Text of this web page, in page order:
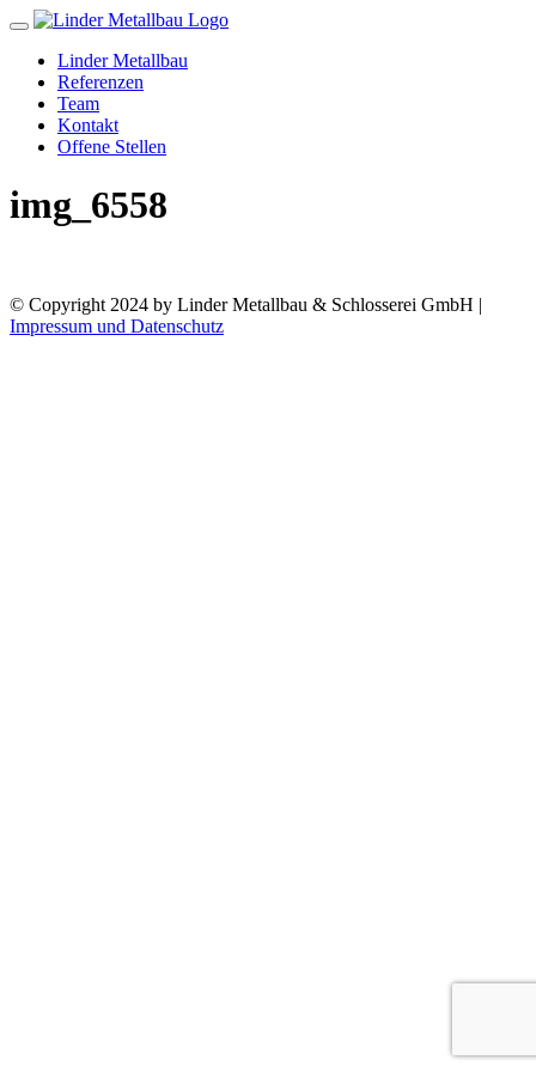
Toggle
navigationLinder Metallbau
Referenzen
Team
Kontakt
Offene Stellen
img_6558
© Copyright 2024 by Linder Metallbau & Schlosserei GmbH |
Impressum und Datenschutz